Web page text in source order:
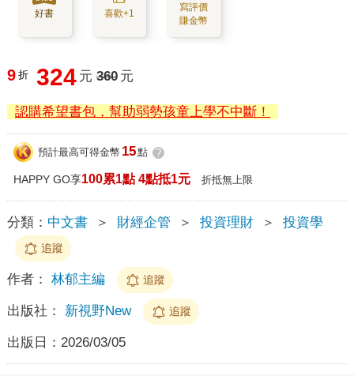
好書 喜歡+1
寫評價
賺金幣
9 折 324 元 360 元
認購希望書包，幫助弱勢孩童上學不中斷！
預計最高可得金幣 15點 ?
HAPPY GO享100累1點 4點抵1元 折抵無上限
分類： 中文書 ＞ 財經企管 ＞ 投資理財 ＞ 投資學
追蹤
作者： 林郁主編 追蹤
出版社： 新視野New 追蹤
出版日： 2026/03/05